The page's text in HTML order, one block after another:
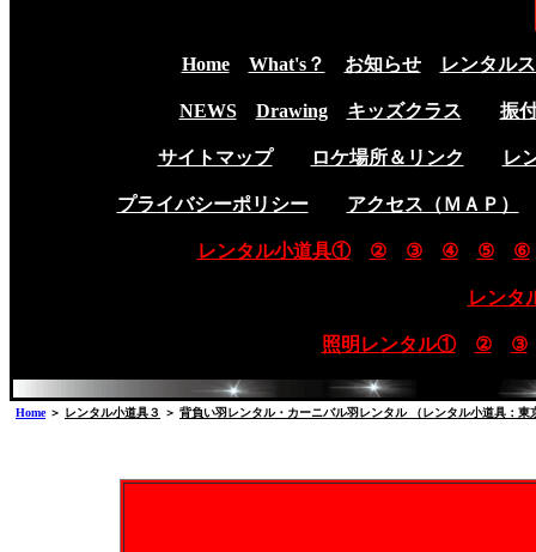
Home What's？ お知らせ レンタル
NEWS Drawing キッズクラス 振
サイトマップ ロケ場所＆リンク レ
プライバシーポリシー アクセス（ＭＡＰ）
レンタル小道具① ② ③ ④ ⑤ ⑥
レンタ
照明レンタル① ② ③
Home＞ レンタル小道具３ ＞ 背負い羽レンタル・カーニバル羽レンタル （レンタル小道具：東